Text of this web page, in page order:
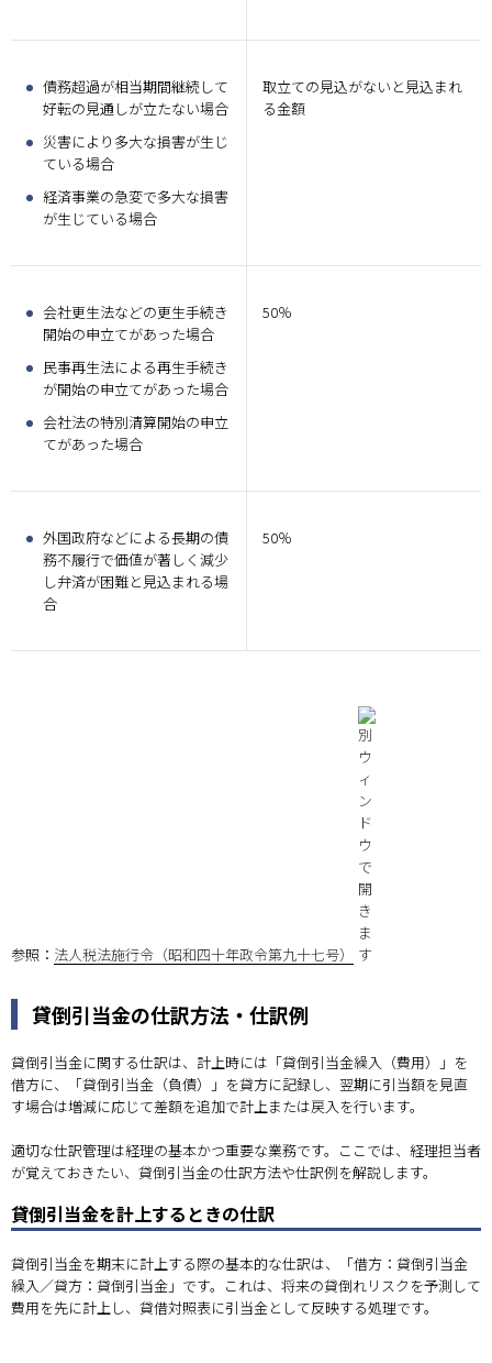
債務超過が相当期間継続して
好転の見通しが立たない場合
災害により多大な損害が生じ
ている場合
経済事業の急変で多大な損害
が生じている場合
取立ての見込がないと見込まれ
る金額
会社更生法などの更生手続き
開始の申立てがあった場合
民事再生法による再生手続き
が開始の申立てがあった場合
会社法の特別清算開始の申立
てがあった場合
50％
外国政府などによる長期の債
務不履行で価値が著しく減少
し弁済が困難と見込まれる場
合
50％
参照： 法人税法施行令（昭和四十年政令第九十七号）
貸倒引当金の仕訳方法・仕訳例
貸倒引当金に関する仕訳は、計上時には「貸倒引当金繰入（費用）」を
借方に、「貸倒引当金（負債）」を貸方に記録し、翌期に引当額を見直
す場合は増減に応じて差額を追加で計上または戻入を行います。
適切な仕訳管理は経理の基本かつ重要な業務です。ここでは、経理担当者
が覚えておきたい、貸倒引当金の仕訳方法や仕訳例を解説します。
貸倒引当金を計上するときの仕訳
貸倒引当金を期末に計上する際の基本的な仕訳は、「借方：貸倒引当金
繰入／貸方：貸倒引当金」です。これは、将来の貸倒れリスクを予測して
費用を先に計上し、貸借対照表に引当金として反映する処理です。